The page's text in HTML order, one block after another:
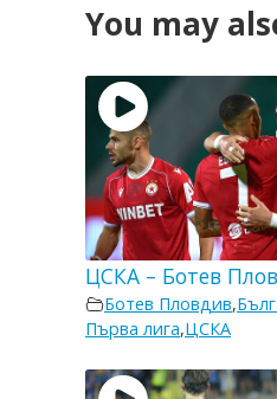
You may
ЦСКА – Ботев
Ботев Пловдив,
Първа лига,ЦСКА